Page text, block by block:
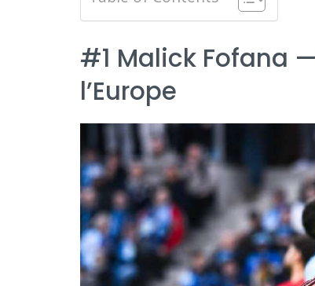
#1 Malick Fofana
l’Europe